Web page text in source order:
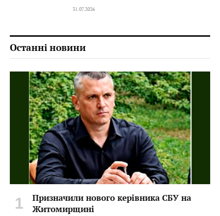
31.07.2026
Останні новини
Призначили нового керівника СБУ на
Житомирщині